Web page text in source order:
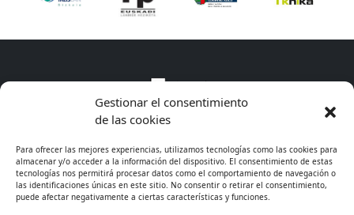
Gestionar el consentimiento
de las cookies
Para ofrecer las mejores experiencias, utilizamos tecnologías como las cookies para
almacenar y/o acceder a la información del dispositivo. El consentimiento de estas
tecnologías nos permitirá procesar datos como el comportamiento de navegación o
las identificaciones únicas en este sitio. No consentir o retirar el consentimiento,
puede afectar negativamente a ciertas características y funciones.